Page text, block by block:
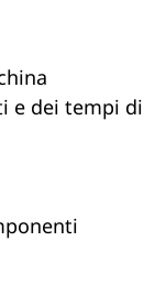
e dei tempi di